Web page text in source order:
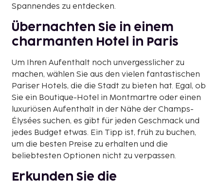
Spannendes zu entdecken.
Übernachten Sie in einem
charmanten Hotel in Paris
Um Ihren Aufenthalt noch unvergesslicher zu
machen, wählen Sie aus den vielen fantastischen
Pariser Hotels, die die Stadt zu bieten hat. Egal, ob
Sie ein Boutique-Hotel in Montmartre oder einen
luxuriösen Aufenthalt in der Nähe der Champs-
Élysées suchen, es gibt für jeden Geschmack und
jedes Budget etwas. Ein Tipp ist, früh zu buchen,
um die besten Preise zu erhalten und die
beliebtesten Optionen nicht zu verpassen.
Erkunden Sie die